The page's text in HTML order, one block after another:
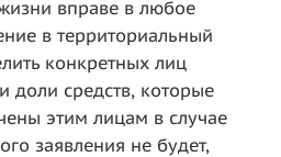
вправе в любое
в территориальный
конкретных лиц
доли средств, которые
этим лицам в случае
заявления не будет,